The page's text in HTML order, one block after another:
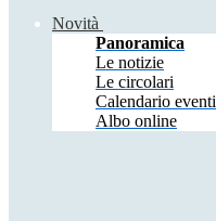
Novità
Panoramica
Le notizie
Le circolari
Calendario eventi
Albo online